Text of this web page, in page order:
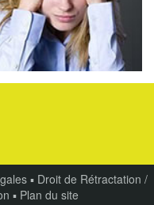
▪ Droit de Rétractation /
▪ Plan du site